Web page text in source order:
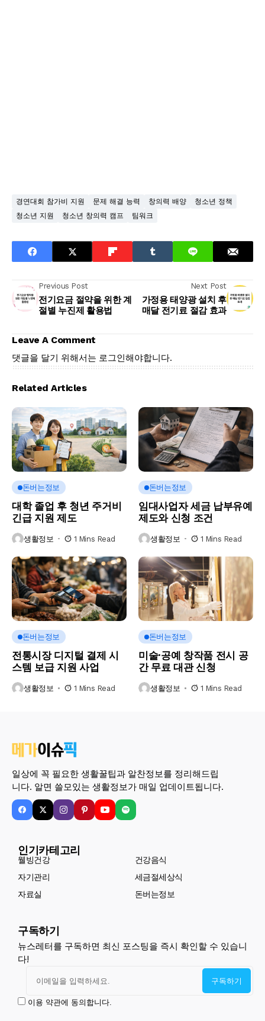
경연대회 참가비 지원 문제 해결 능력 창의력 배양
청소년 정책
청소년 지원
청소년 창의력 캠프 팀워크
Previous Post
전기요금 절약을 위한 계
절별 누진제 활용법
Next Post
가정용 태양광 설치 후
매달 전기료 절감 효과
Leave A Comment
댓글을 달기 위해서는 로그인해야합니다.
Related Articles
돈버는정보
대학 졸업 후 청년 주거비
긴급 지원 제도
생활정보 1 Mins Read
돈버는정보
임대사업자 세금 납부유예
제도와 신청 조건
생활정보 1 Mins Read
돈버는정보
전통시장 디지털 결제 시
스템 보급 지원 사업
생활정보 1 Mins Read
돈버는정보
미술·공예 창작품 전시 공
간 무료 대관 신청
생활정보 1 Mins Read
일상에 꼭 필요한 생활꿀팁과 알찬정보를 정리해드립
니다. 알면 쓸모있는 생활정보가 매일 업데이트됩니다.
인기카테고리
웰빙건강
건강음식
자기관리
세금절세상식
자료실
돈버는정보
구독하기
뉴스레터를 구독하면 최신 포스팅을 즉시 확인할 수 있습니
다!
이용 약관에 동의합니다.